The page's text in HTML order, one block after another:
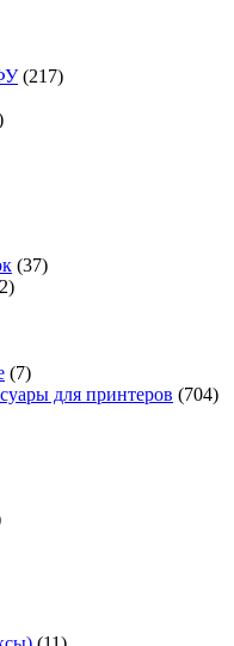
(217)
(37)
(7)
для принтеров (704)